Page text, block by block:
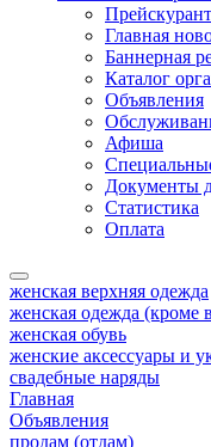
Главная
Баннерная
Каталог
Объявления
Афиша
Документы
Статистика
Оплата
женская верхняя одежда
женская одежда (кроме
женская обувь
женские аксессуары и
свадебные наряды
Главная
Объявления
продам (отдам)